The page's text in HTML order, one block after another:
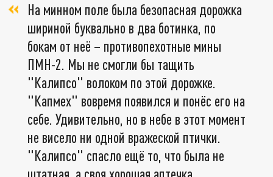
На минном поле была безопасная дорожка
шириной буквально в два ботинка, по
бокам от неё – противопехотные мины
ПМН-2. Мы не смогли бы тащить
"Калипсо" волоком по этой дорожке.
"Капмех" вовремя появился и понёс его на
себе. Удивительно, но в небе в этот момент
не висело ни одной вражеской птички.
"Калипсо" спасло ещё то, что была не